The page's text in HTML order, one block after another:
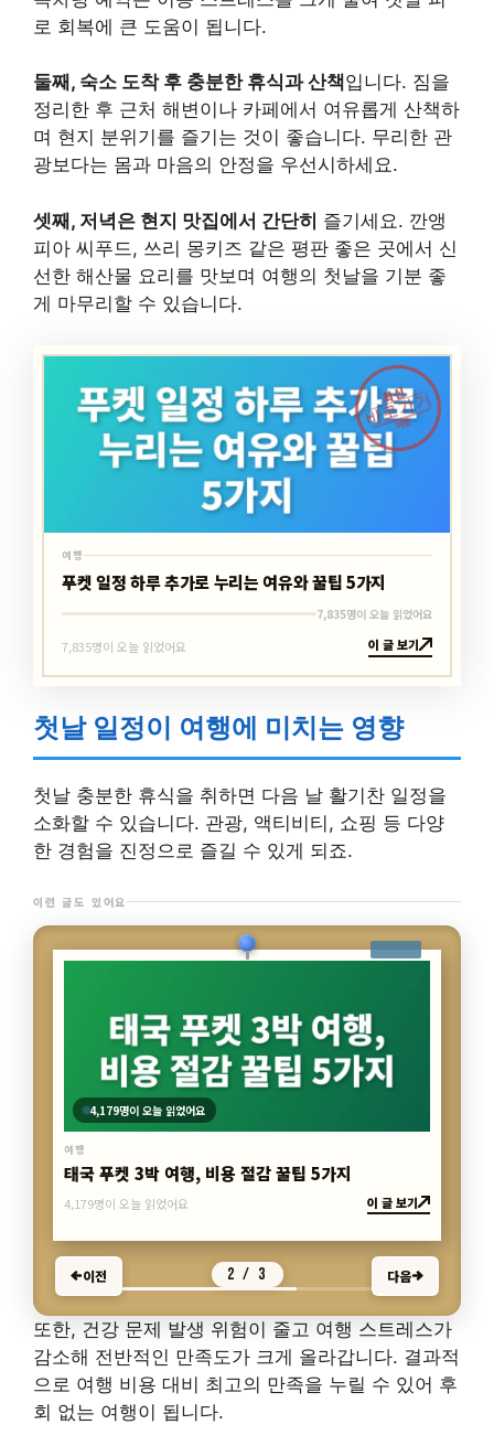
로 회복에 큰 도움이 됩니다.
둘째, 숙소 도착 후 충분한 휴식과 산책입니다. 짐을
정리한 후 근처 해변이나 카페에서 여유롭게 산책하
며 현지 분위기를 즐기는 것이 좋습니다. 무리한 관
광보다는 몸과 마음의 안정을 우선시하세요.
셋째, 저녁은 현지 맛집에서 간단히 즐기세요. 깐앵
피아 씨푸드, 쓰리 몽키즈 같은 평판 좋은 곳에서 신
선한 해산물 요리를 맛보며 여행의 첫날을 기분 좋
게 마무리할 수 있습니다.
최신
바로가기
여행
여행
푸켓 일정 하루 추가로 누리는 여유와 꿀팁 5가지
7,835명이 오늘 읽었어요
7,835명이 오늘 읽었어요 이 글 보기
첫날 일정이 여행에 미치는 영향
첫날 충분한 휴식을 취하면 다음 날 활기찬 일정을
소화할 수 있습니다. 관광, 액티비티, 쇼핑 등 다양
한 경험을 진정으로 즐길 수 있게 되죠.
이런 글도 있어요
4,179명이 오늘 읽었어요
여행
태국 푸켓 3박 여행, 비용 절감 꿀팁 5가지
4,179명이 오늘 읽었어요 이 글 보기
이전 2 / 3 다음
또한, 건강 문제 발생 위험이 줄고 여행 스트레스가
감소해 전반적인 만족도가 크게 올라갑니다. 결과적
으로 여행 비용 대비 최고의 만족을 누릴 수 있어 후
회 없는 여행이 됩니다.